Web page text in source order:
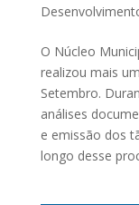
O Núcleo
realizou mais
Setembro.
análises
e emissão dos
longo desse